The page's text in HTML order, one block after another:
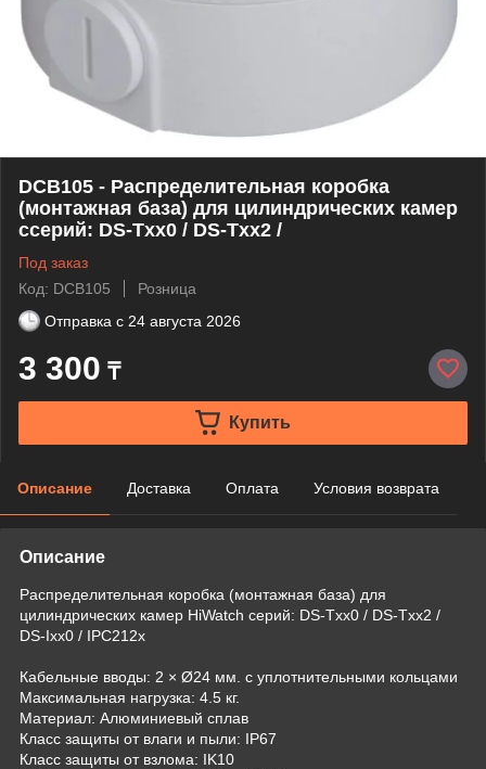
DCB105 - Распределительная коробка
(монтажная база) для цилиндрических камер
ссерий: DS-Txx0 / DS-Txx2 /
Под заказ
Код: DCB105
Розница
Отправка с 24 августа 2026
3 300 ₸
Купить
Описание Доставка Оплата Условия возврата
Описание
Распределительная коробка (монтажная база) для
цилиндрических камер HiWatch серий: DS-Txx0 / DS-Txx2 /
DS-Ixx0 / IPC212х
Кабельные вводы: 2 × Ø24 мм. с уплотнительными кольцами
Максимальная нагрузка: 4.5 кг.
Материал: Алюминиевый сплав
Класс защиты от влаги и пыли: IP67
Класс защиты от взлома: IK10